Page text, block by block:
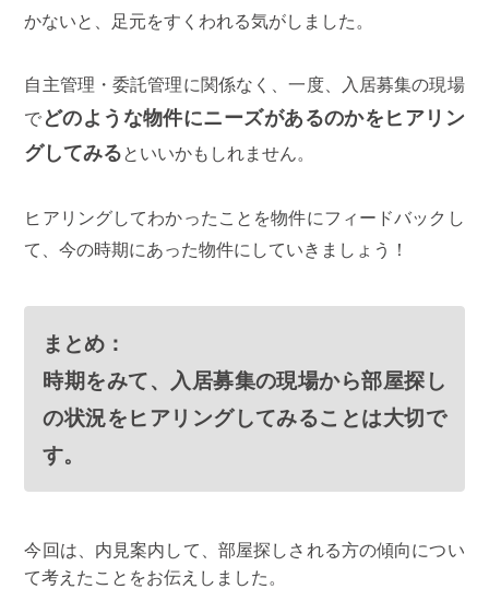
かないと、足元をすくわれる気がしました。
自主管理・委託管理に関係なく、一度、入居募集の現場
で どのような物件にニーズがあるのかをヒアリン
グしてみるといいかもしれません。
ヒアリングしてわかったことを物件にフィードバックし
て、今の時期にあった物件にしていきましょう！
まとめ：
時期をみて、入居募集の現場から部屋探し
の状況をヒアリングしてみることは大切で
す。
今回は、内見案内して、部屋探しされる方の傾向につい
て考えたことをお伝えしました。